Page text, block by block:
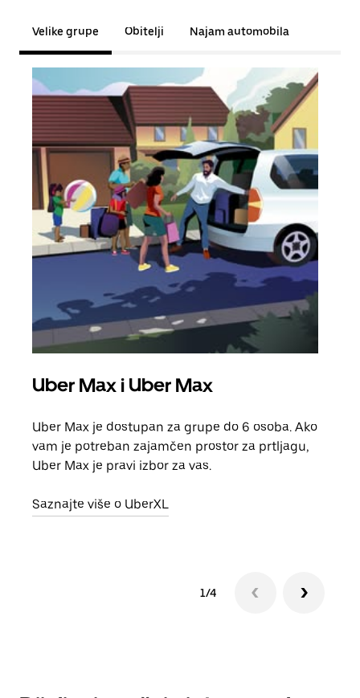
Velike grupe Obitelji Najam automobila
Uber Max i Uber Max
Uber Max je dostupan za grupe do 6 osoba. Ako
vam je potreban zajamčen prostor za prtljagu,
Uber Max je pravi izbor za vas.
Saznajte više o UberXL
1/4